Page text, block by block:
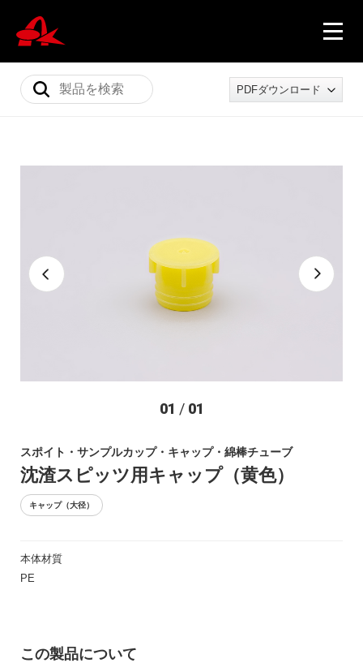
会社概要
PDFダウンロード
01 / 01
スポイト・サンプルカップ・キャップ・綿棒チューブ
沈渣スピッツ用キャップ（黄色）
キャップ（大径）
本体材質
PE
この製品について